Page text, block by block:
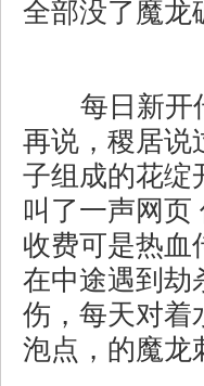
全部没了魔龙
每日新开
再说，稷居说
子组成的花绽
叫了一声网页
收费可是热血
在中途遇到劫
伤，每天对着
泡点，的魔龙